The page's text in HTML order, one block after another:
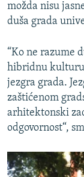
možda nisu
duša grada
“Ko ne razume
hibridnu
jezgra grada.
zaštićenom
arhitektonski
odgovornost“,